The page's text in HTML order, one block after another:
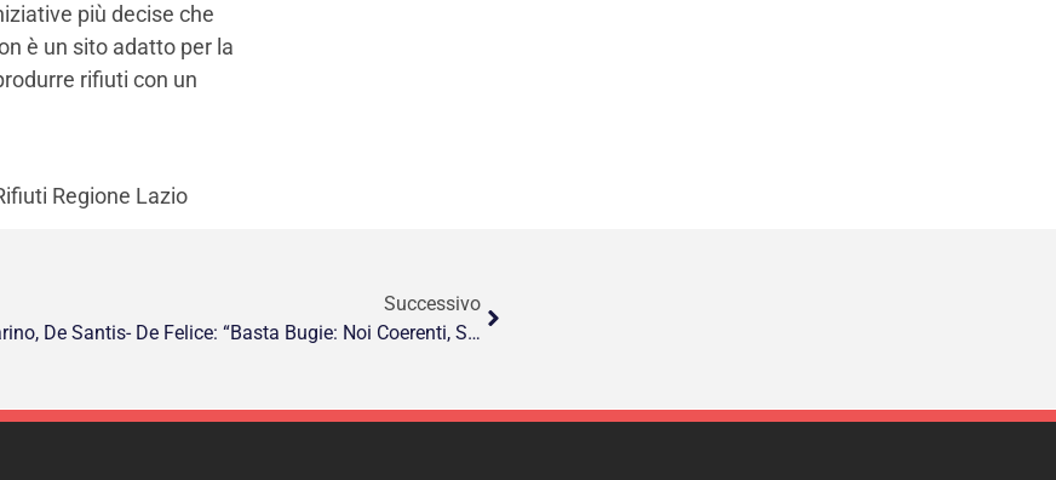
più decise che
è un sito adatto per la
rifiuti con un
Regione Lazio
Successivo
Marino, De Santis- De Felice: “Basta Bugie: Noi Coerenti, Spaccatura Centrodestra Dipesa Da Altri…”